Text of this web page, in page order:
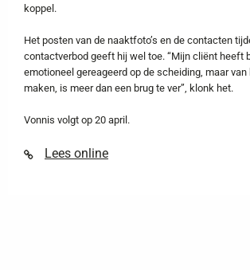
koppel.
Het posten van de naaktfoto’s en de contacten
contactverbod geeft hij wel toe. “Mijn cliënt heeft
emotioneel gereageerd op de scheiding, maar van
maken, is meer dan een brug te ver”, klonk het.
Vonnis volgt op 20 april.
Lees online